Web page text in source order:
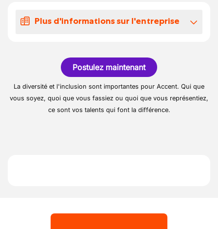
de réaliser des travaux de redressage, de
d'assurer le démontage et le remontage
des éléments de carrosserie.
de préparer les surfaces avant peinture.
de travailler en collaboration avec les
autres membres de l'équipe pour garantir
Plus d'informations sur l'entreprise
de la région de Philippeville.
Postulez maintenant
La diversité et l'inclusion sont importantes pour Accent. Qui que
vous soyez, quoi que vous fassiez ou quoi que vous représentiez,
ce sont vos talents qui font la différence.